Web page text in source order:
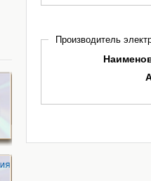
Производитель